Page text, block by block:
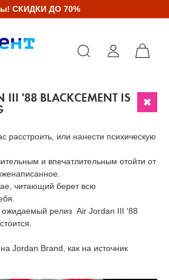
СКИДКИ ДО 70%
III '88 BLACKCEMENT IS
расстроить, или нанести психическую
и впечатлительным отойти от
читающий берет всю
релиз Air Jordan III '88
Jordan Brand, как на источник